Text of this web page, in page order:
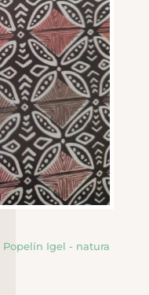
Popelín Igel - natura